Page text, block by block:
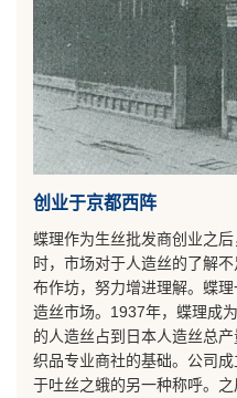
创业于京都西阵
蝶理作为生丝批发商创业之
时，市场对于人造丝的了解
布作坊，努力增进理解。蝶
造丝市场。1937年，蝶理成
的人造丝占到日本人造丝总
织品专业商社的基础。公司成
于吐丝之蛾的另一种称呼。